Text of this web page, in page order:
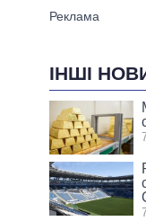
ІНШІ